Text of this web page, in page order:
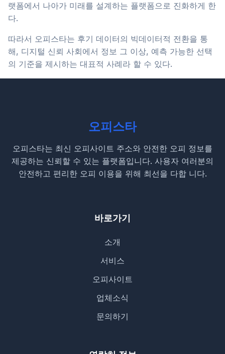
랫폼에서 나아가 미래를 설계하는 플랫폼으로 진화하게 한
다.
따라서 오피스타는 후기 데이터의 빅데이터적 전환을 통
해, 디지털 신뢰 사회에서 정보 그 이상, 예측 가능한 선택
의 기준을 제시하는 대표적 사례라 할 수 있다.
오피스타
오피스타는 최신 오피사이트 주소와 안전한 오피 정보를
제공하는 신뢰할 수 있는 플랫폼입니다. 사용자 여러분의
안전하고 편리한 오피 이용을 위해 최선을 다합 니다.
바로가기
소개
서비스
오피사이트
업체소식
문의하기